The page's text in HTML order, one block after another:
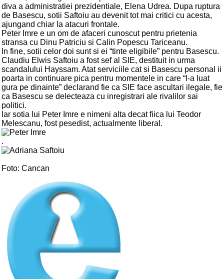
diva a administratiei prezidentiale, Elena Udrea. Dupa ruptura
de Basescu, sotii Saftoiu au devenit tot mai critici cu acesta,
ajungand chiar la atacuri frontale.
Peter Imre e un om de afaceri cunoscut pentru prietenia
stransa cu Dinu Patriciu si Calin Popescu Tariceanu.
In fine, sotii celor doi sunt si ei “tinte eligibile” pentru Basescu.
Claudiu Elwis Saftoiu a fost sef al SIE, destituit in urma
scandalului Hayssam. Atat serviciile cat si Basescu personal ii
poarta in continuare pica pentru momentele in care “l-a luat
gura pe dinainte” declarand fie ca SIE face ascultari ilegale, fie
ca Basescu se delecteaza cu inregistrari ale rivalilor sai
politici.
Iar sotia lui Peter Imre e nimeni alta decat fiica lui Teodor
Melescanu, fost pesedist, actualmente liberal.
.
Foto: Cancan